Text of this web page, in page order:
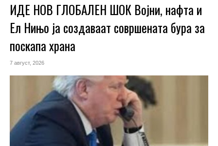
ИДЕ НОВ ГЛОБАЛЕН ШОК Војни, нафта и
Ел Нињо ја создаваат совршената бура за
поскапа храна
7 август, 2026